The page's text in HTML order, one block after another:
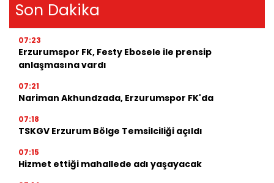
Son Dakika
07:23
Erzurumspor FK, Festy Ebosele ile prensip
anlaşmasına vardı
07:21
Nariman Akhundzada, Erzurumspor FK'da
07:18
TSKGV Erzurum Bölge Temsilciliği açıldı
07:15
Hizmet ettiği mahallede adı yaşayacak